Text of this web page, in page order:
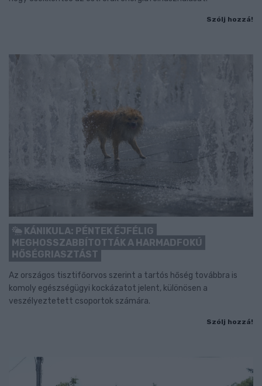
Szólj hozzá!
KÁNIKULA: PÉNTEK ÉJFÉLIG
MEGHOSSZABBÍTOTTÁK A HARMADFOKÚ
HŐSÉGRIASZTÁST
Az országos tisztifőorvos szerint a tartós hőség továbbra is
komoly egészségügyi kockázatot jelent, különösen a
veszélyeztetett csoportok számára.
Szólj hozzá!